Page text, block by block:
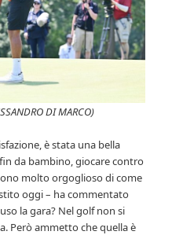
DI MARCO)
è stata una bella
da bambino, giocare contro
molto orgoglioso di come
oggi – ha commentato
la gara? Nel golf non si
Però ammetto che quella è